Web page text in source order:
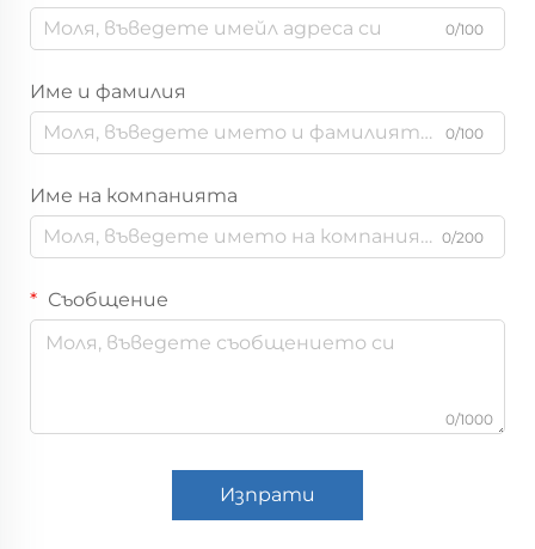
0/100
Име и фамилия
0/100
Име на компанията
0/200
Съобщение
0/1000
Изпрати